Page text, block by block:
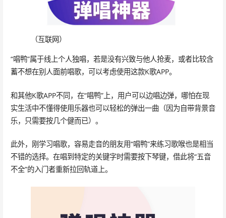
（互联网）
“唱鸭”属于线上个人独唱，若是没有兴致与他人抢麦，或者比较含
蓄不想在别人面前唱歌，可以考虑使用这款K歌APP。
和其他K歌APP不同，在“唱鸭”上，用户可以边唱边弹，哪怕在现
实生活中不懂得使用乐器也可以轻松的弹出一曲（因为自带背景音
乐，只需要按几个健而已）。
此外，刚学习唱歌，容易走音的朋友用“唱鸭”来练习歌喉也是相当
不错的选择。在唱到特定的关键字时需要按下琴键，借此将“五音
不全”的入门者重新拉回轨道上。